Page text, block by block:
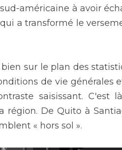
américaine à avoir
a transformé le
sur le plan des
de vie générales
saisissant. C'est
De Quito à
« hors sol ».